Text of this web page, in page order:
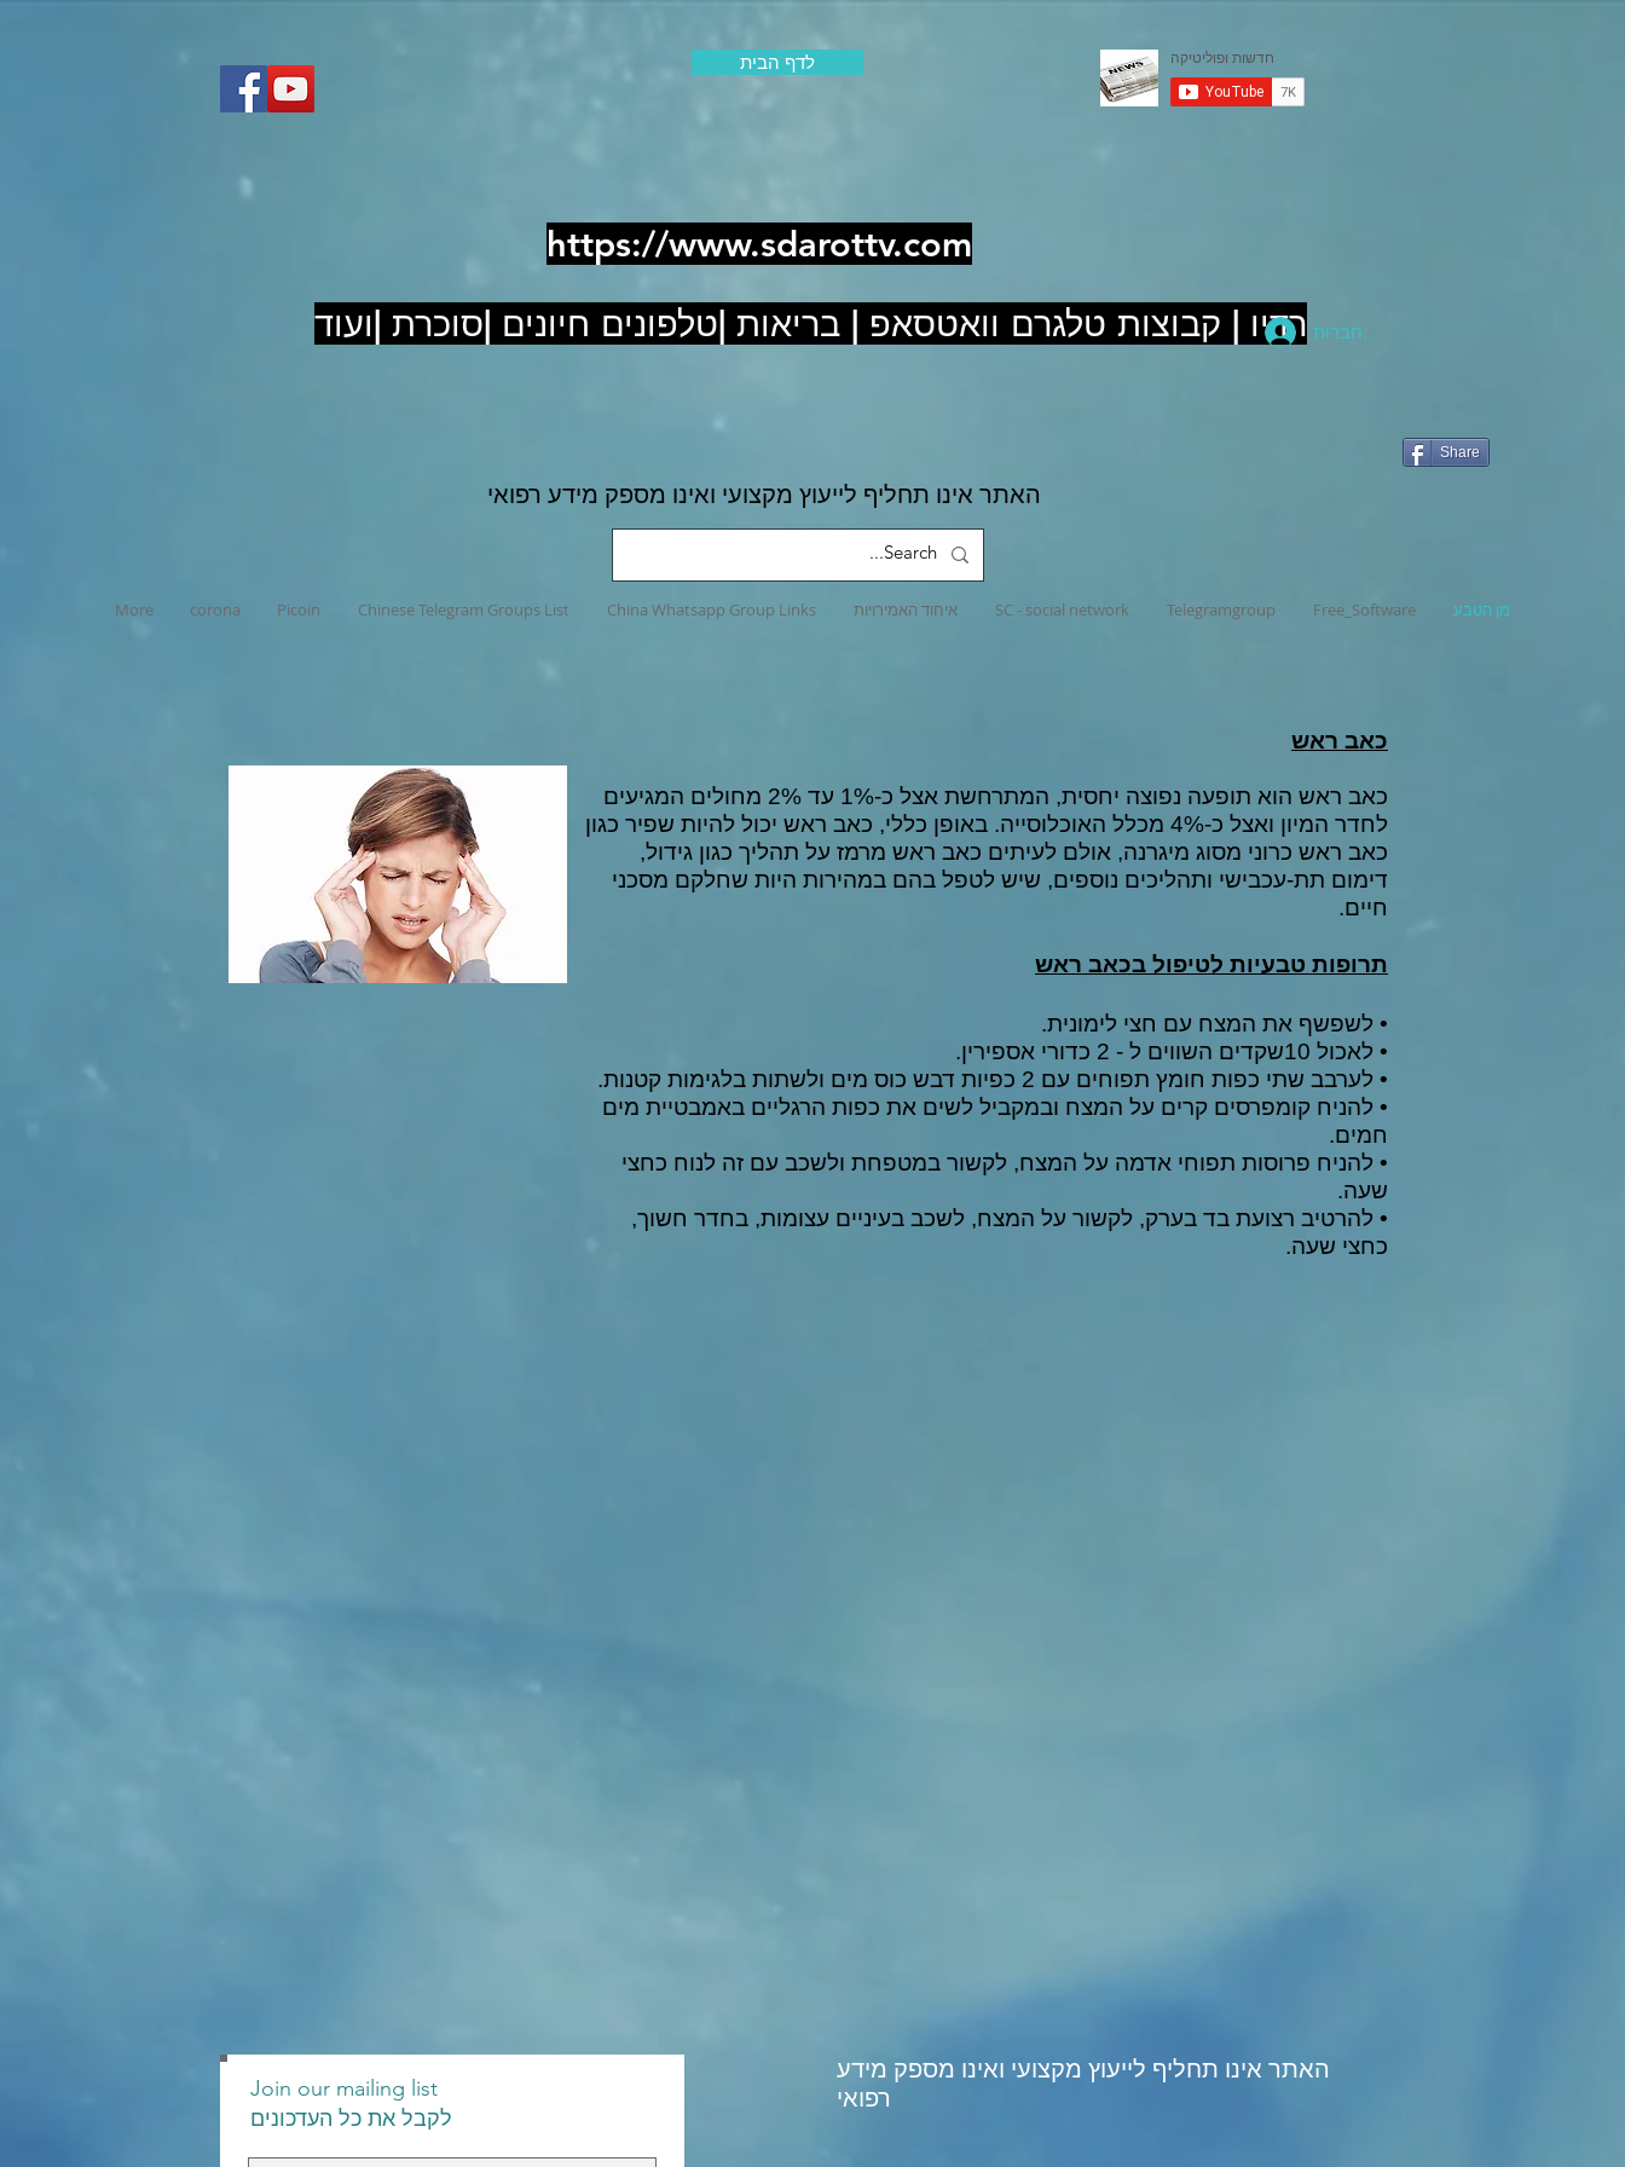
לדף הבית
https://www.sdarottv.com
רדיו | קבוצות טלגרם וואטסאפ | בריאות |טלפונים חיונים |סוכרת |ועוד להתחברות
Share
האתר אינו תחליף לייעוץ מקצועי ואינו מספק מידע רפואי
מן הטבע Free_Software
Telegramgroup
SC - social network איחוד האמירויות China Whatsapp Group Links
Chinese Telegram Groups List
Picoin
corona
More
כאב ראש
כאב ראש הוא תופעה נפוצה יחסית, המתרחשת אצל כ-1% עד 2% מחולים המגיעים
לחדר המיון ואצל כ-4% מכלל האוכלוסייה. באופן כללי, כאב ראש יכול להיות שפיר כגון
כאב ראש כרוני מסוג מיגרנה, אולם לעיתים כאב ראש מרמז על תהליך כגון גידול,
דימום תת-עכבישי ותהליכים נוספים, שיש לטפל בהם במהירות היות שחלקם מסכני
חיים.
תרופות טבעיות לטיפול בכאב ראש
• לשפשף את המצח עם חצי לימונית.
• לאכול 10שקדים השווים ל - 2 כדורי אספירין.
• לערבב שתי כפות חומץ תפוחים עם 2 כפיות דבש כוס מים ולשתות בלגימות קטנות.
• להניח קומפרסים קרים על המצח ובמקביל לשים את כפות הרגליים באמבטיית מים
חמים.
• להניח פרוסות תפוחי אדמה על המצח, לקשור במטפחת ולשכב עם זה לנוח כחצי
שעה.
• להרטיב רצועת בד בערק, לקשור על המצח, לשכב בעיניים עצומות, בחדר חשוך,
כחצי שעה.
Join our mailing list
לקבל את כל העדכונים
האתר אינו תחליף לייעוץ מקצועי ואינו מספק מידע
רפואי